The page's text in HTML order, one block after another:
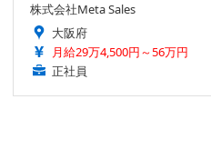
株式会社Meta Sales
大阪府
月給29万4,500円～56万円
正社員